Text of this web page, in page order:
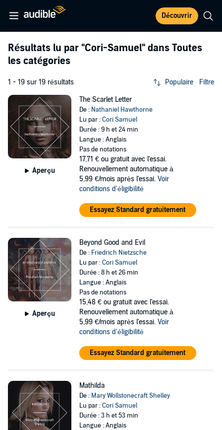
Découvrir
Résultats lu par "Cori-Samuel" dans Toutes
les catégories
1 - 19 sur 19 résultats Populaire Filtre
Aperçu
The Scarlet Letter
De : Nathaniel Hawthorne
Lu par :Cori Samuel
Durée : 9 h et 24 min
Langue : Anglais
Pas de notations
17,71 € ou gratuit avec l'essai.
Renouvellement automatique à
5,99 €/mois après l'essai. Voir
conditions d'éligibilité
Essayez Standard gratuitement
Aperçu
Beyond Good and Evil
De : Friedrich Nietzsche
Lu par :Cori Samuel
Durée : 8 h et 26 min
Langue : Anglais
Pas de notations
15,48 € ou gratuit avec l'essai.
Renouvellement automatique à
5,99 €/mois après l'essai. Voir
conditions d'éligibilité
Essayez Standard gratuitement
Mathilda
De : Mary Wollstonecraft Shelley
Lu par :Cori Samuel
Durée : 3 h et 53 min
Langue : Anglais